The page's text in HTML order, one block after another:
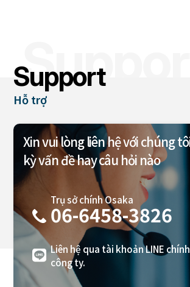
Support
Support
Hỗ trợ
Xin vui lòng liên hệ với chúng
kỳ vấn đề hay câu hỏi nào
Trụ sở chính Osaka
06-6458-3826
Liên hệ qua tài khoản LINE
công ty.